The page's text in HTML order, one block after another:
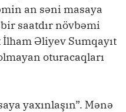
an səni masaya
saatdır növbəmi
Əliyev Sumqayıt
oturacaqları
yaxınlaşın”. Mənə